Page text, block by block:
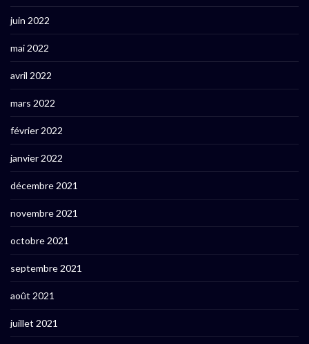
juin 2022
mai 2022
avril 2022
mars 2022
février 2022
janvier 2022
décembre 2021
novembre 2021
octobre 2021
septembre 2021
août 2021
juillet 2021